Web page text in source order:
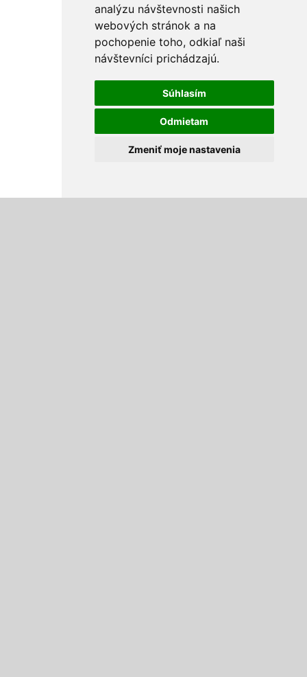
analýzu návštevnosti našich
webových stránok a na
pochopenie toho, odkiaľ naši
návštevníci prichádzajú.
Súhlasím
Odmietam
Zmeniť moje nastavenia